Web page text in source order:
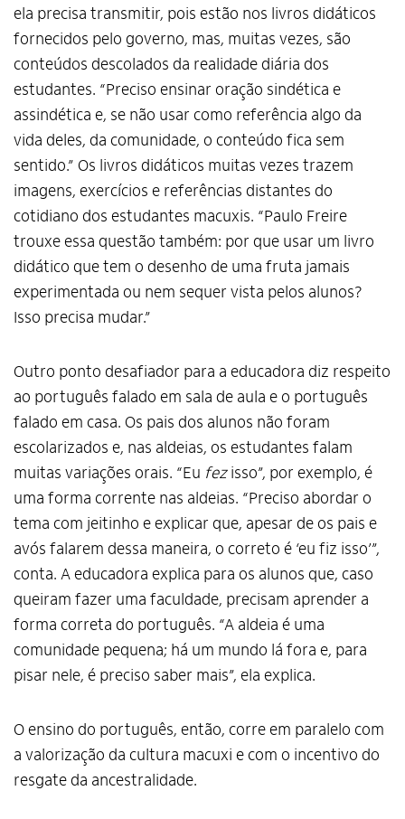
ela precisa transmitir, pois estão nos livros didáticos
fornecidos pelo governo, mas, muitas vezes, são
conteúdos descolados da realidade diária dos
estudantes. “Preciso ensinar oração sindética e
assindética e, se não usar como referência algo da
vida deles, da comunidade, o conteúdo fica sem
sentido.” Os livros didáticos muitas vezes trazem
imagens, exercícios e referências distantes do
cotidiano dos estudantes macuxis. “Paulo Freire
trouxe essa questão também: por que usar um livro
didático que tem o desenho de uma fruta jamais
experimentada ou nem sequer vista pelos alunos?
Isso precisa mudar.”
Outro ponto desafiador para a educadora diz respeito
ao português falado em sala de aula e o português
falado em casa. Os pais dos alunos não foram
escolarizados e, nas aldeias, os estudantes falam
muitas variações orais. “Eu fezisso”, por exemplo, é
uma forma corrente nas aldeias. “Preciso abordar o
tema com jeitinho e explicar que, apesar de os pais e
avós falarem dessa maneira, o correto é ‘eu fiz isso’”,
conta. A educadora explica para os alunos que, caso
queiram fazer uma faculdade, precisam aprender a
forma correta do português. “A aldeia é uma
comunidade pequena; há um mundo lá fora e, para
pisar nele, é preciso saber mais”, ela explica.
O ensino do português, então, corre em paralelo com
a valorização da cultura macuxi e com o incentivo do
resgate da ancestralidade.